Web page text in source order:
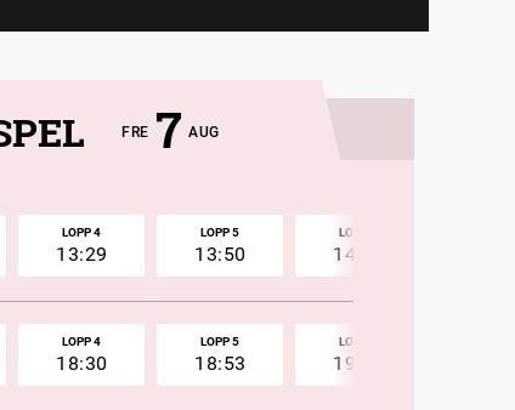
FRE 7 AUG
LOPP 4
13:29
LOPP 5
13:50
LOPP 6
14:10
LOPP 4
18:30
LOPP 5
18:53
LOPP 6
19:15